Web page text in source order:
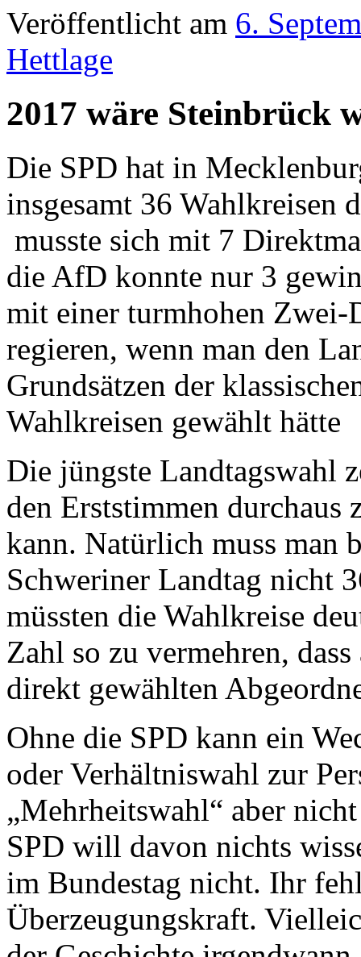
Veröffentlicht am 6.
Hettlage
2017 wäre Steinbrück
Die SPD hat in
insgesamt 36 Wahlkreisen
musste sich mit 7
die AfD konnte nur 3
mit einer turmhohen
regieren, wenn man den
Grundsätzen der
Wahlkreisen gewählt hätte
Die jüngste Landtagswahl
den Erststimmen durchaus
kann. Natürlich muss man
Schweriner Landtag nicht
müssten die Wahlkreise
Zahl so zu vermehren,
direkt gewählten
Ohne die SPD kann ein
oder Verhältniswahl zur
„Mehrheitswahl“ aber
SPD will davon nichts
im Bundestag nicht. Ihr
Überzeugungskraft.